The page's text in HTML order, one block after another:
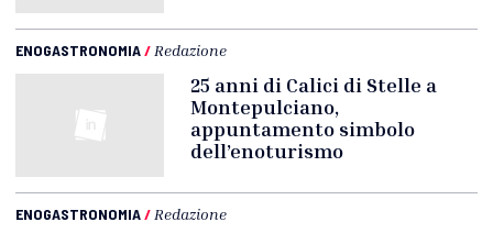
ENOGASTRONOMIA/ Redazione
25 anni di Calici di Stelle a
Montepulciano,
appuntamento simbolo
dell’enoturismo
ENOGASTRONOMIA/ Redazione